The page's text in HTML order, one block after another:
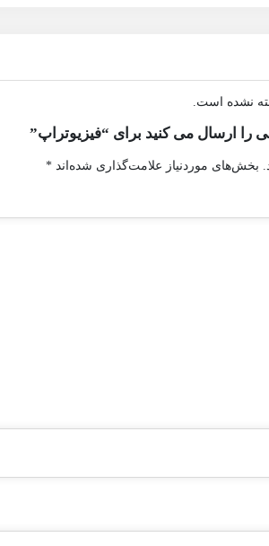
نشده است.
را ارسال می کنید برای “فیزیوتراپ”
بخش‌های موردنیاز علامت‌گذاری شده‌اند *